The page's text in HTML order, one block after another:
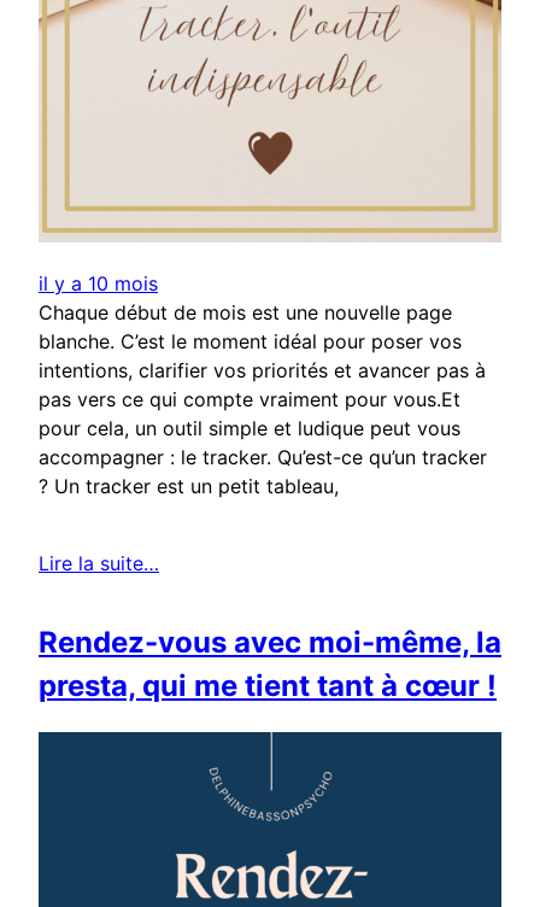
il y a 10 mois
Chaque début de mois est une nouvelle page
blanche. C’est le moment idéal pour poser vos
intentions, clarifier vos priorités et avancer pas à
pas vers ce qui compte vraiment pour vous.Et
pour cela, un outil simple et ludique peut vous
accompagner : le tracker. Qu’est-ce qu’un tracker
? Un tracker est un petit tableau,
Lire la suite…
Rendez-vous avec moi-même, la
presta, qui me tient tant à cœur !